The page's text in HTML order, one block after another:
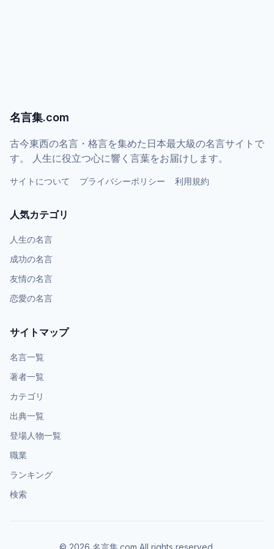
名言集.com
古今東西の名言・格言を集めた日本最大級の名言サイトで
す。 人生に役立つ心に響く言葉をお届けします。
サイトについて プライバシーポリシー 利用規約
人気カテゴリ
人生の名言
成功の名言
友情の名言
恋愛の名言
サイトマップ
名言一覧
著者一覧
カテゴリ
出典一覧
登場人物一覧
職業
ランキング
検索
© 2026 名言集.com All rights reserved.